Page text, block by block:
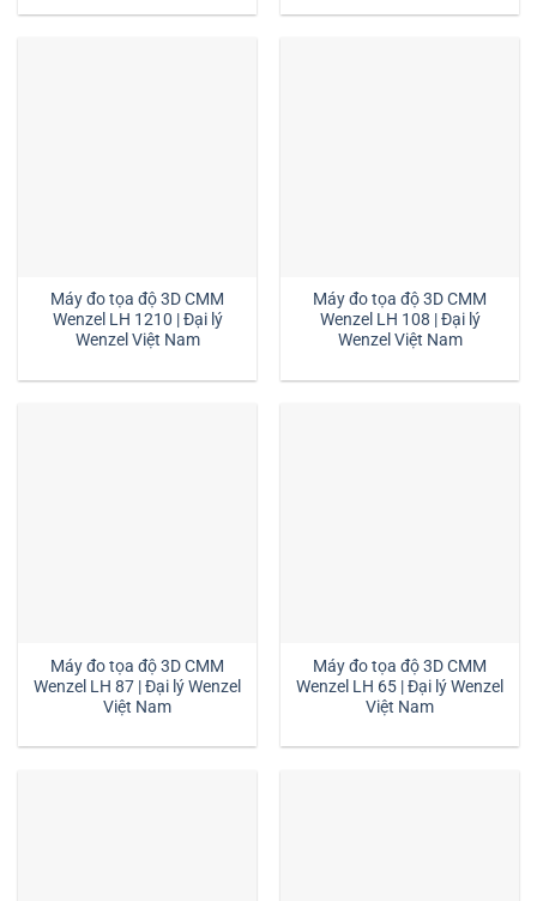
Máy đo tọa độ 3D CMM
Wenzel LH 1210 | Đại lý
Wenzel Việt Nam
Máy đo tọa độ 3D CMM
Wenzel LH 108 | Đại lý
Wenzel Việt Nam
Máy đo tọa độ 3D CMM
Wenzel LH 87 | Đại lý Wenzel
Việt Nam
Máy đo tọa độ 3D CMM
Wenzel LH 65 | Đại lý Wenzel
Việt Nam